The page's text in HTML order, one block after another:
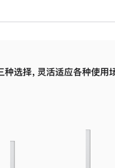
种选择，灵活适应各种使用